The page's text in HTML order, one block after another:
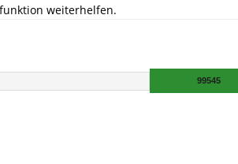
weiterhelfen.